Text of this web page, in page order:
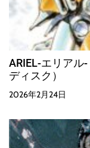
ARIEL-エリアル
ディスク）
2026年2月24日